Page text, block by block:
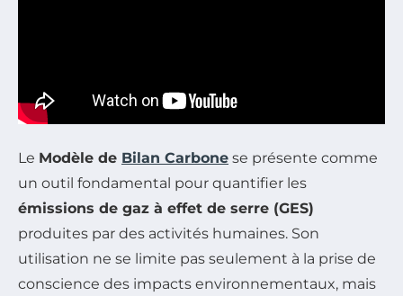
Le Modèle de Bilan Carbone se présente comme
un outil fondamental pour quantifier les
émissions de gaz à effet de serre (GES)
produites par des activités humaines. Son
utilisation ne se limite pas seulement à la prise de
conscience des impacts environnementaux, mais